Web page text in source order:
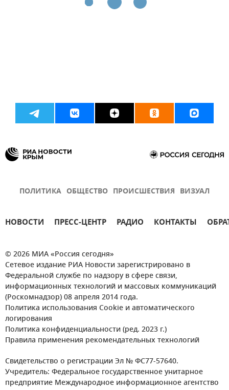
ПОЛИТИКА ОБЩЕСТВО ПРОИСШЕСТВИЯ ВИЗУАЛ
НОВОСТИ ПРЕСС-ЦЕНТР РАДИО КОНТАКТЫ
© 2026 МИА «Россия сегодня»
Сетевое издание РИА Новости зарегистрировано в
Федеральной службе по надзору в сфере связи,
информационных технологий и массовых коммуникаций
(Роскомнадзор) 08 апреля 2014 года.
Политика использования Cookie и автоматического
логирования
Политика конфиденциальности (ред. 2023 г.)
Правила применения рекомендательных технологий
Свидетельство о регистрации Эл № ФС77-57640.
Учредитель: Федеральное государственное унитарное
предприятие Международное информационное агентство